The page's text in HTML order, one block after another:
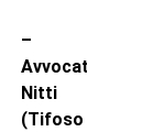
–
Avvocato
Nitti
(Tifoso